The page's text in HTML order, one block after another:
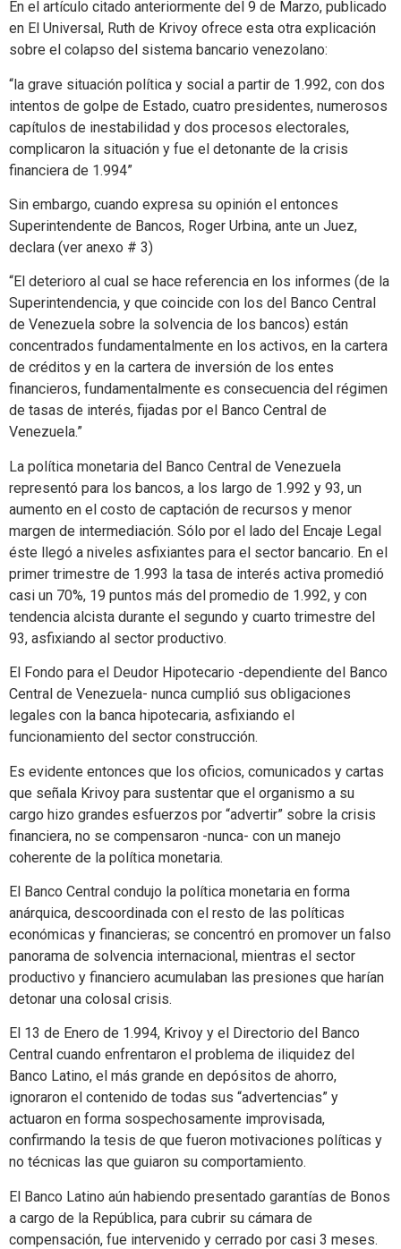
En el artículo citado anteriormente del 9 de Marzo, publicado
en El Universal, Ruth de Krivoy ofrece esta otra explicación
sobre el colapso del sistema bancario venezolano:
“la grave situación política y social a partir de 1.992, con dos
intentos de golpe de Estado, cuatro presidentes, numerosos
capítulos de inestabilidad y dos procesos electorales,
complicaron la situación y fue el detonante de la crisis
financiera de 1.994”
Sin embargo, cuando expresa su opinión el entonces
Superintendente de Bancos, Roger Urbina, ante un Juez,
declara (ver anexo # 3)
“El deterioro al cual se hace referencia en los informes (de la
Superintendencia, y que coincide con los del Banco Central
de Venezuela sobre la solvencia de los bancos) están
concentrados fundamentalmente en los activos, en la cartera
de créditos y en la cartera de inversión de los entes
financieros, fundamentalmente es consecuencia del régimen
de tasas de interés, fijadas por el Banco Central de
Venezuela.”
La política monetaria del Banco Central de Venezuela
representó para los bancos, a los largo de 1.992 y 93, un
aumento en el costo de captación de recursos y menor
margen de intermediación. Sólo por el lado del Encaje Legal
éste llegó a niveles asfixiantes para el sector bancario. En el
primer trimestre de 1.993 la tasa de interés activa promedió
casi un 70%, 19 puntos más del promedio de 1.992, y con
tendencia alcista durante el segundo y cuarto trimestre del
93, asfixiando al sector productivo.
El Fondo para el Deudor Hipotecario -dependiente del Banco
Central de Venezuela- nunca cumplió sus obligaciones
legales con la banca hipotecaria, asfixiando el
funcionamiento del sector construcción.
Es evidente entonces que los oficios, comunicados y cartas
que señala Krivoy para sustentar que el organismo a su
cargo hizo grandes esfuerzos por “advertir” sobre la crisis
financiera, no se compensaron -nunca- con un manejo
coherente de la política monetaria.
El Banco Central condujo la política monetaria en forma
anárquica, descoordinada con el resto de las políticas
económicas y financieras; se concentró en promover un falso
panorama de solvencia internacional, mientras el sector
productivo y financiero acumulaban las presiones que harían
detonar una colosal crisis.
El 13 de Enero de 1.994, Krivoy y el Directorio del Banco
Central cuando enfrentaron el problema de iliquidez del
Banco Latino, el más grande en depósitos de ahorro,
ignoraron el contenido de todas sus “advertencias” y
actuaron en forma sospechosamente improvisada,
confirmando la tesis de que fueron motivaciones políticas y
no técnicas las que guiaron su comportamiento.
El Banco Latino aún habiendo presentado garantías de Bonos
a cargo de la República, para cubrir su cámara de
compensación, fue intervenido y cerrado por casi 3 meses.